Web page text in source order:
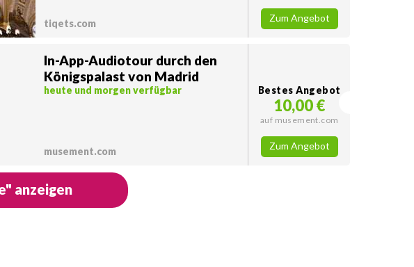
tiqets.com Zum Angebot
In-App-Audiotour durch den
Königspalast von Madrid
heute und morgen verfügbar
musement.com
Bestes Angebot
10,00 €
auf musement.com
Zum Angebot
anzeigen